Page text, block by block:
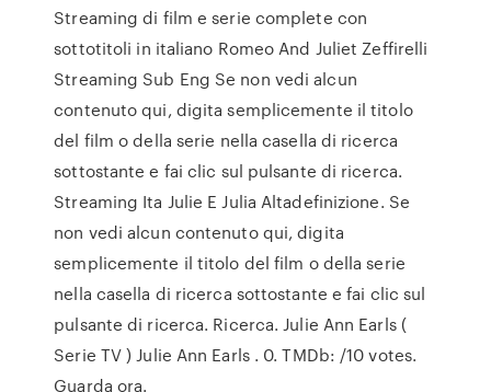
Streaming di film e serie complete con
sottotitoli in italiano Romeo And Juliet Zeffirelli
Streaming Sub Eng Se non vedi alcun
contenuto qui, digita semplicemente il titolo
del film o della serie nella casella di ricerca
sottostante e fai clic sul pulsante di ricerca.
Streaming Ita Julie E Julia Altadefinizione. Se
non vedi alcun contenuto qui, digita
semplicemente il titolo del film o della serie
nella casella di ricerca sottostante e fai clic sul
pulsante di ricerca. Ricerca. Julie Ann Earls (
Serie TV ) Julie Ann Earls . 0. TMDb: /10 votes.
Guarda ora.